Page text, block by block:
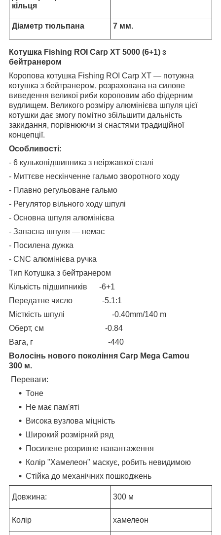
кільця
Діаметр тюльпана 7 мм.
Котушка Fishing ROI Carp XT 5000 (6+1) з
бейтранером
Коропова котушка Fishing ROI Carp XT — потужна
котушка з бейтранером, розрахована на силове
виведення великої риби короповим або фідерним
вудлищем. Великого розміру алюмінієва шпуля цієї
котушки дає змогу помітно збільшити дальність
закидання, порівнюючи зі снастями традиційної
концепції.
Особливості:
- 6 кулькопідшипника з неіржавкої сталі
- Миттєве нескінченне гальмо зворотного ходу
- Плавно регульоване гальмо
- Регулятор вільного ходу шпулі
- Основна шпуля алюмінієва
- Запасна шпуля — немає
- Посилена дужка
- CNC алюмінієва ручка
Тип Котушка з бейтранером
Кількість підшипників -6+1
Передатне число -5.1:1
Місткість шпулі -0.40mm/140 m
Оберт, см -0.84
Вага, г -440
Волосінь нового покоління Carp Mega Camou
300 м.
Переваги:
Тоне
Не має пам'яті
Висока вузлова міцність
Широкий розмірний ряд
Посилене розривне навантаження
Колір "Хамелеон" маскує, робить невидимою
Стійка до механічних пошкоджень
Довжина: 300 м
Колір хамелеон